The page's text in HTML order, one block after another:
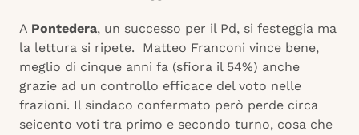
A Pontedera, un successo per il Pd, si festeggia ma
la lettura si ripete. Matteo Franconi vince bene,
meglio di cinque anni fa (sfiora il 54%) anche
grazie ad un controllo efficace del voto nelle
frazioni. Il sindaco confermato però perde circa
seicento voti tra primo e secondo turno, cosa che